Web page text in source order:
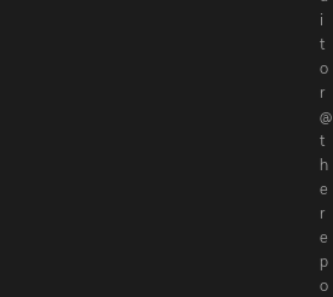
i
t
o
r
@
t
h
e
r
e
p
o